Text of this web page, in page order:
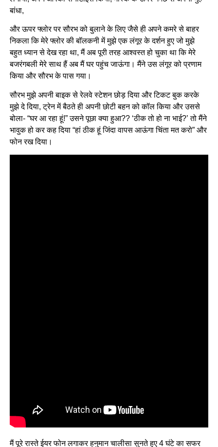
बांधा,
और ऊपर फ्लोर पर सौरभ को बुलाने के लिए जैसे ही अपने कमरे से बाहर
निकला कि मेरे फ्लोर की बॉलकनी में मुझे एक लंगूर के दर्शन हुए जो मुझे
बहुत ध्यान से देख रहा था, मैं अब पूरी तरह आश्वस्त हो चुका था कि मेरे
बजरंगबली मेरे साथ हैं अब मैं घर पहुंच जाऊंगा। मैंने उस लंगूर को प्रणाम
किया और सौरभ के पास गया।
सौरभ मुझे अपनी बाइक से रेलवे स्टेशन छोड़ दिया और टिकट बुक करके
मुझे दे दिया, ट्रेन में बैठते ही अपनी छोटी बहन को कॉल किया और उससे
बोला- “घर आ रहा हूं!” उसने पूछा क्या हुआ?? ‘ठीक तो हो ना भाई?’ तो मैंने
भावुक हो कर कह दिया “हां ठीक हूं जिंदा वापस आऊंगा चिंता मत करो” और
फोन रख दिया।
मैं पूरे रास्ते ईयर फोन लगाकर हनुमान चालीसा सुनते हुए 4 घंटे का सफर